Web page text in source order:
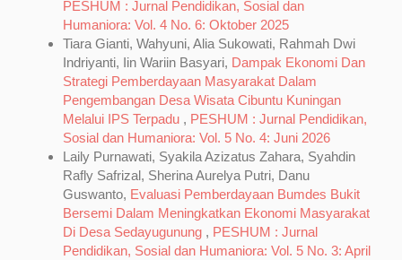
PESHUM : Jurnal Pendidikan, Sosial dan
Humaniora: Vol. 4 No. 6: Oktober 2025
Tiara Gianti, Wahyuni, Alia Sukowati, Rahmah Dwi
Indriyanti, Iin Wariin Basyari, Dampak Ekonomi Dan
Strategi Pemberdayaan Masyarakat Dalam
Pengembangan Desa Wisata Cibuntu Kuningan
Melalui IPS Terpadu , PESHUM : Jurnal Pendidikan,
Sosial dan Humaniora: Vol. 5 No. 4: Juni 2026
Laily Purnawati, Syakila Azizatus Zahara, Syahdin
Rafly Safrizal, Sherina Aurelya Putri, Danu
Guswanto, Evaluasi Pemberdayaan Bumdes Bukit
Bersemi Dalam Meningkatkan Ekonomi Masyarakat
Di Desa Sedayugunung , PESHUM : Jurnal
Pendidikan, Sosial dan Humaniora: Vol. 5 No. 3: April